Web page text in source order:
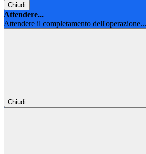
Chiudi
Attendere...
Attendere il completamento dell'operazione...
Chiudi